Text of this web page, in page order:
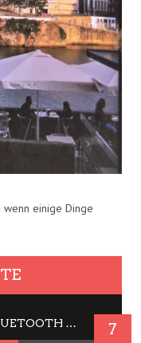
wenn einige Dinge
JBL TUNE 720BT: OVER EAR BLUETOOTH KOPFHÖRER UM DIE 50,-€ IM DAUER-TEST 7